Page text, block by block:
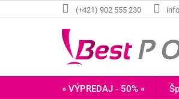
na
(+421) 902 555 230
» VÝPREDAJ - 50% «